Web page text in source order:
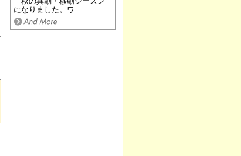
になりました。ワ...